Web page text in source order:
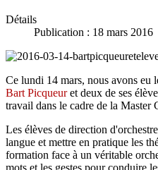
Détails
Publication : 18 mars 2016
Ce lundi 14 mars, nous avons eu
Bart Picqueuret deux de ses
travail dans le cadre de la Master
Les élèves de direction
langue et mettre en pratique les
formation face à un véritable
mots et les gestes pour conduire